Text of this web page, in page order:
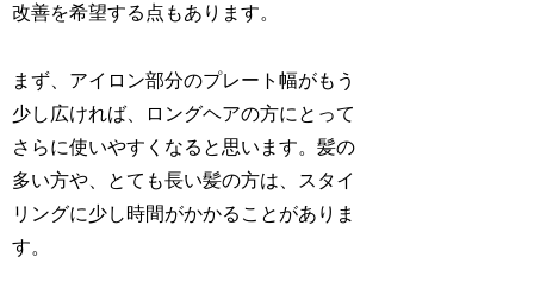
改善を希望する点もあります。
まず、アイロン部分のプレート幅がもう
少し広ければ、ロングヘアの方にとって
さらに使いやすくなると思います。髪の
多い方や、とても長い髪の方は、スタイ
リングに少し時間がかかることがありま
す。